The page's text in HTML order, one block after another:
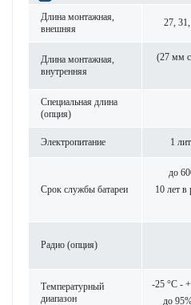
Длина монтажная,
внешняя
27,
Длина монтажная,
внутренняя
(27 мм
Специальная длина
(опция)
Электропитание 1
Срок службы бат­ареи
до
10 лет в
Радио (опция)
Темпер­ат­урный
диапазон
-25 °C -
до